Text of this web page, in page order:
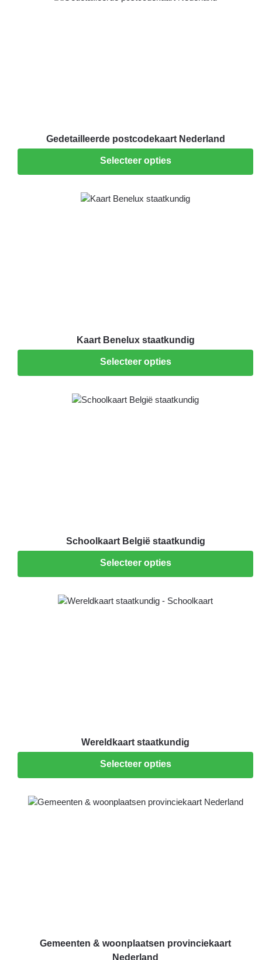
Gedetailleerde postcodekaart Nederland
Selecteer opties
Kaart Benelux staatkundig
Selecteer opties
Schoolkaart België staatkundig
Selecteer opties
Wereldkaart staatkundig
Selecteer opties
Gemeenten & woonplaatsen provinciekaart
Nederland